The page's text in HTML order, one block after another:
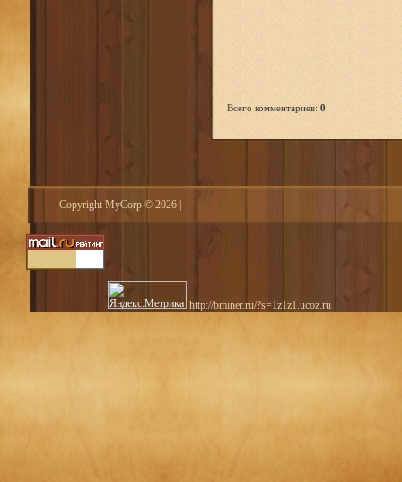
Всего комментариев: 0
Copyright MyCorp © 2026
http://bminer.ru/?s=1z1z1.ucoz.ru